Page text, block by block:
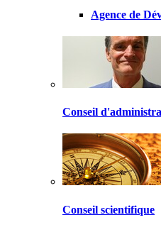
Agence de
Conseil
Conseil scientifique